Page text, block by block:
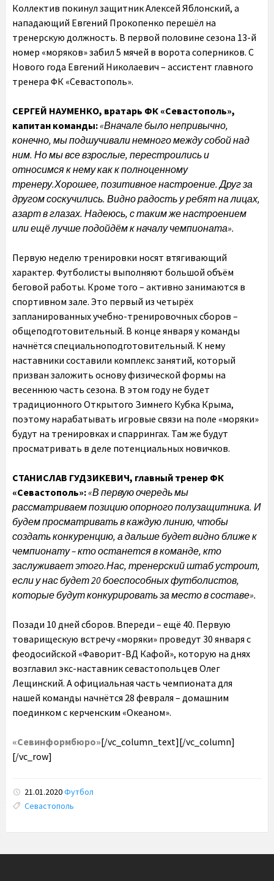
Коллектив покинул защитник Алексей Яблонский, а
нападающий Евгений Прокопенко перешёл на
тренерскую должность. В первой половине сезона 13-й
номер «моряков» забил 5 мячей в ворота соперников. С
Нового года Евгений Николаевич – ассистент главного
тренера ФК «Севастополь».
СЕРГЕЙ НАУМЕНКО, вратарь ФК «Севастополь»,
капитан команды:«Вначале было непривычно,
конечно, мы подшучивали немного между собой над
ним. Но мы все взрослые, перестроились и
относимся к нему как к полноценному
тренеру.Хорошее, позитивное настроение. Друг за
другом соскучились. Видно радость у ребят на лицах,
азарт в глазах. Надеюсь, с таким же настроением
или ещё лучше подойдём к началу чемпионата».
Первую неделю тренировки носят втягивающий
характер. Футболисты выполняют большой объём
беговой работы. Кроме того – активно занимаются в
спортивном зале. Это первый из четырёх
запланированных учебно-тренировочных сборов –
общеподготовительный. В конце января у команды
начнётся специальноподготовительный. К нему
наставники составили комплекс занятий, который
призван заложить основу физической формы на
весеннюю часть сезона. В этом году не будет
традиционного Открытого Зимнего Кубка Крыма,
поэтому нарабатывать игровые связи на поле «моряки»
будут на тренировках и спаррингах. Там же будут
просматривать в деле потенциальных новичков.
СТАНИСЛАВ ГУДЗИКЕВИЧ, главный тренер ФК
«Севастополь»:«В первую очередь мы
рассматриваем позицию опорного полузащитника. И
будем просматривать в каждую линию, чтобы
создать конкуренцию, а дальше будет видно ближе к
чемпионату – кто останется в команде, кто
заслуживает этого.Нас, тренерский штаб устроит,
если у нас будет 20 боеспособных футболистов,
которые будут конкурировать за место в составе».
Позади 10 дней сборов. Впереди – ещё 40. Первую
товарищескую встречу «моряки» проведут 30 января с
феодосийской «Фаворит-ВД Кафой», которую на днях
возглавил экс-наставник севастопольцев Олег
Лещинский. А официальная часть чемпионата для
нашей команды начнётся 28 февраля – домашним
поединком с керченским «Океаном».
«Севинформбюро»[/vc_column_text][/vc_column]
[/vc_row]
21.01.2020Футбол
Tags:
Севастополь